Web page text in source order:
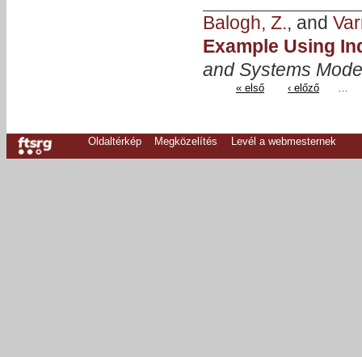
Balogh, Z., and
Example Using
and Systems
« első ‹ előző …
Oldaltérkép Megközelítés Levél a webmesternek